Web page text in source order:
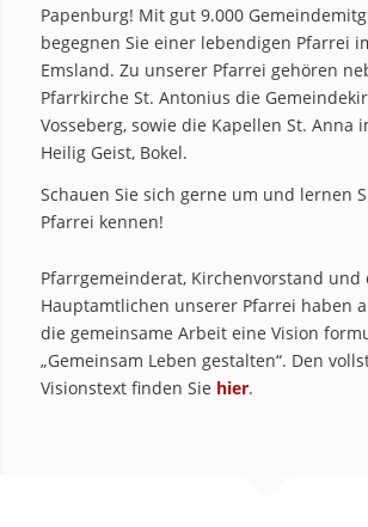
Papenburg! Mit gut 9.000
begegnen Sie einer lebendigen Pfarrei
Emsland. Zu unserer Pfarrei gehören
Pfarrkirche St. Antonius die
Vosseberg, sowie die Kapellen St. Anna
Heilig Geist, Bokel.
Schauen Sie sich gerne um und lernen
Pfarrei kennen!
Pfarrgemeinderat, Kirchenvorstand und
Hauptamtlichen unserer Pfarrei haben
die gemeinsame Arbeit eine Vision
„Gemeinsam Leben gestalten“. Den
Visionstext finden Sie hier.